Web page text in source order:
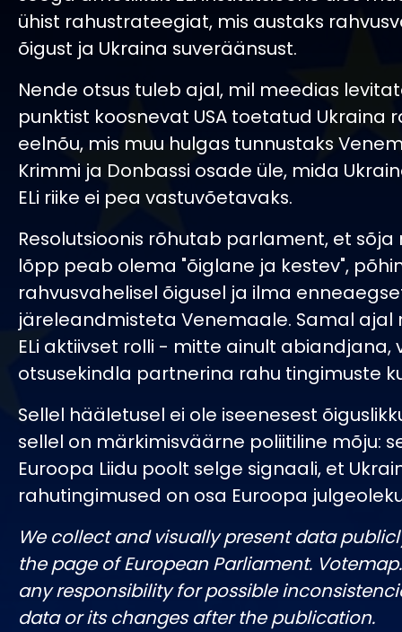
ühist rahustrateegiat, mis austaks
õigust ja Ukraina suveräänsust.
Nende otsus tuleb ajal, mil meedias
punktist koosnevat USA toetatud Ukraina
eelnõu, mis muu hulgas tunnustaks
Krimmi ja Donbassi osade üle, mida
ELi riike ei pea vastuvõetavaks.
Resolutsioonis rõhutab parlament, et sõja
lõpp peab olema "õiglane ja kestev",
rahvusvahelisel õigusel ja ilma
järeleandmisteta Venemaale. Samal ajal
ELi aktiivset rolli - mitte ainult abiandjana,
otsusekindla partnerina rahu tingimuste
Sellel hääletusel ei ole iseenesest
sellel on märkimisväärne poliitiline mõju:
Euroopa Liidu poolt selge signaali, et
rahutingimused on osa Euroopa
We collect and visually present data
the page of European Parliament.
any responsibility for possible
data or its changes after the publication.